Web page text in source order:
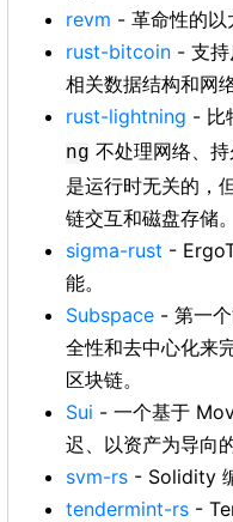
revm - 革命性的以
rust-bitcoin - 支持
相关数据结构和网
rust-lightning - 比
ng 不处理网络、
是运行时无关的，
链交互和磁盘存储。
sigma-rust -
能。
Subspace - 第一
全性和去中心化来
区块链。
Sui - 一个基于
迟、以资产为导向
svm-rs - Solidity
tendermint-rs -